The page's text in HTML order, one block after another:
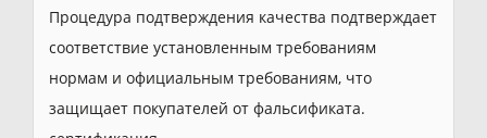
Процедура подтверждения качества подтверждает
соответствие установленным требованиям
нормам и официальным требованиям, что
защищает покупателей от фальсификата.